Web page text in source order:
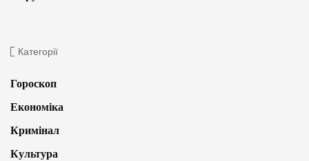
Категорії
Гороскоп
Економіка
Кримінал
Культура